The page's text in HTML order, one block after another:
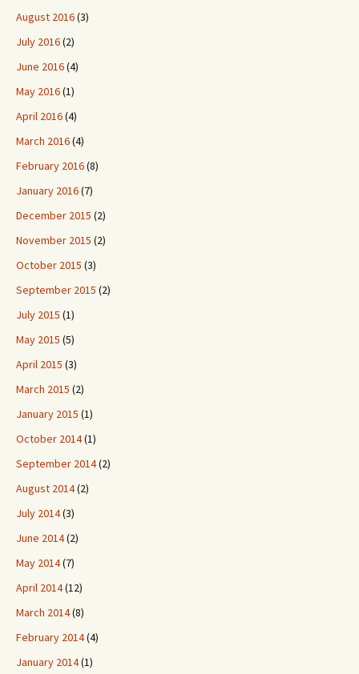
August 2016(3)
July 2016(2)
June 2016(4)
May 2016(1)
April 2016(4)
March 2016(4)
February 2016(8)
January 2016(7)
December 2015 (2)
November 2015 (2)
October 2015 (3)
September 2015 (2)
July 2015 (1)
May 2015 (5)
April 2015 (3)
March 2015 (2)
January 2015 (1)
October 2014(1)
September 2014(2)
August 2014(2)
July 2014(3)
June 2014(2)
May 2014(7)
April 2014(12)
March 2014(8)
February 2014(4)
January 2014(1)